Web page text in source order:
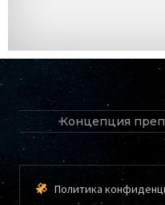
Концепция
Политика